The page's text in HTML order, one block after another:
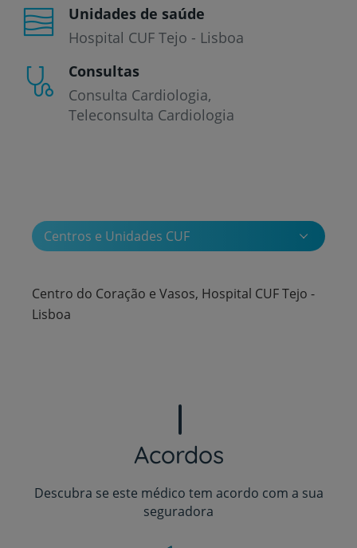
Unidades de saúde
Hospital CUF Tejo - Lisboa
Consultas
Consulta Cardiologia
Teleconsulta Cardiologia
Centros e Unidades CUF
Centro do Coração e Vasos, Hospital CUF Tejo -
Lisboa
Acordos
Descubra se este médico tem acordo com a sua
seguradora